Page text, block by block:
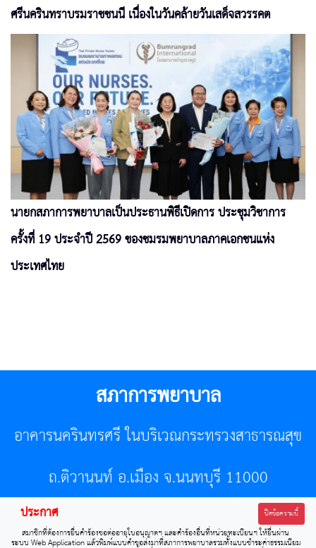
ศรีนครินทราบรมราชชนนี เนื่องในวันคล้ายวันเสด็จสวรรคต
นายกสภาการพยาบาลเป็นประธานพิธีเปิดการ ประชุมวิชาการ
ครั้งที่ 19 ประจำปี 2569 ของชมรมพยาบาลภาคเอกชนแห่ง
ประเทศไทย
สภาการพยาบาล
อาคารนครินทรศรี ในบริเวณกระทรวงสาธารณสุข
ถ.ติวานนท์ อ.เมือง จ.นนทบุรี 11000
โทรศัพท์ 02-596-7500 โทรสาร 0-2589-7121 E-mail :
center@tnmc.or.th
ประกาศ ปิดข้อความนี้
สมาชิกที่ต้องการยื่นคำร้องขอต่ออายุใบอนุญาตฯ และคำร้องอื่นที่หน่วยทะเบียนฯ ให้ยื่นผ่าน
ระบบ Web Application แล้วพิมพ์แบบคำขอส่งมาที่สภาการพยาบาลรวมทั้งแบบชำระค่าธรรมเนียม